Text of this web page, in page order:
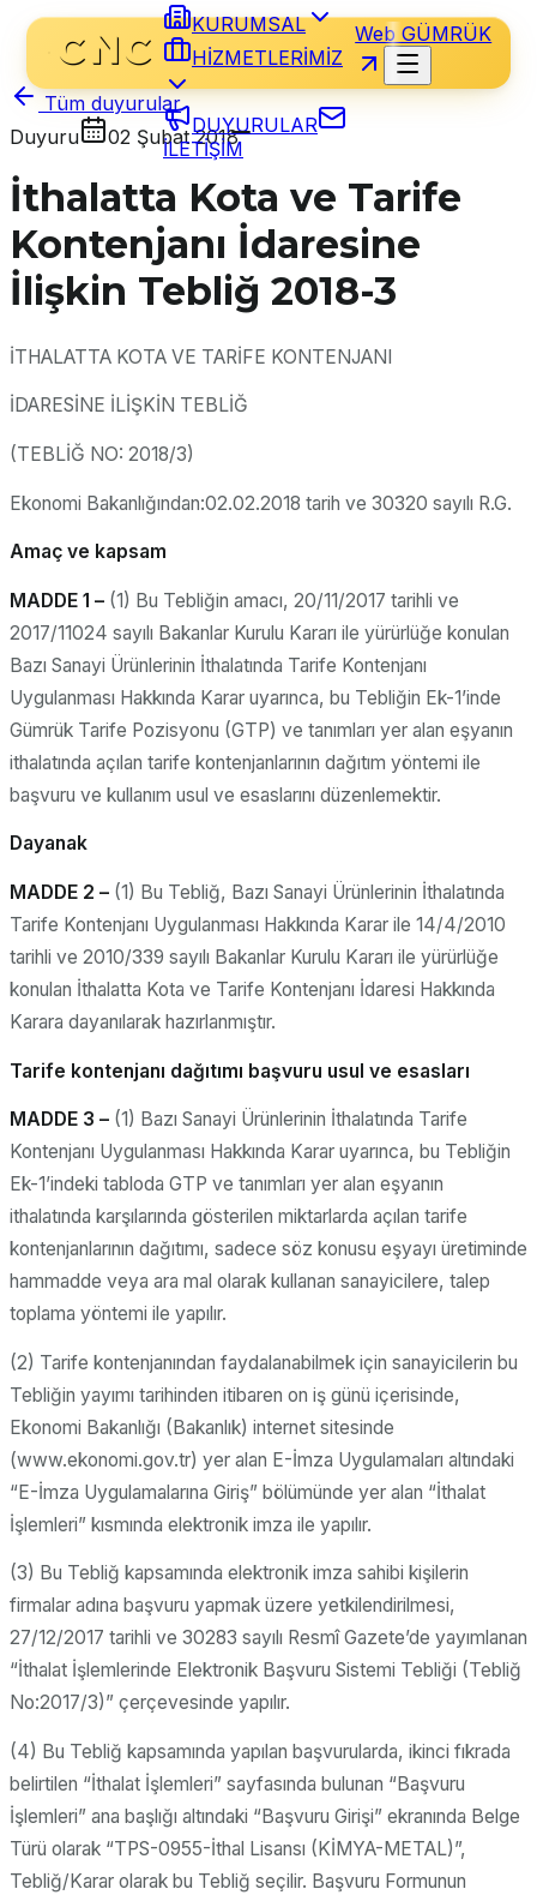
KURUMSAL
HİZMETLERİMİZ
DUYURULAR
İLETİŞİM
Web GÜMRÜK
Tüm duyurular
Duyuru
02 Şubat 2018
İthalatta Kota ve Tarife
Kontenjanı İdaresine
İlişkin Tebliğ 2018-3
İTHALATTA KOTA VE TARİFE KONTENJANI
İDARESİNE İLİŞKİN TEBLİĞ
(TEBLİĞ NO: 2018/3)
Ekonomi Bakanlığından:02.02.2018 tarih ve 30320 sayılı R.G.
Amaç ve kapsam
MADDE 1 – (1) Bu Tebliğin amacı, 20/11/2017 tarihli ve
2017/11024 sayılı Bakanlar Kurulu Kararı ile yürürlüğe konulan
Bazı Sanayi Ürünlerinin İthalatında Tarife Kontenjanı
Uygulanması Hakkında Karar uyarınca, bu Tebliğin Ek-1’inde
Gümrük Tarife Pozisyonu (GTP) ve tanımları yer alan eşyanın
ithalatında açılan tarife kontenjanlarının dağıtım yöntemi ile
başvuru ve kullanım usul ve esaslarını düzenlemektir.
Dayanak
MADDE 2 – (1) Bu Tebliğ, Bazı Sanayi Ürünlerinin İthalatında
Tarife Kontenjanı Uygulanması Hakkında Karar ile 14/4/2010
tarihli ve 2010/339 sayılı Bakanlar Kurulu Kararı ile yürürlüğe
konulan İthalatta Kota ve Tarife Kontenjanı İdaresi Hakkında
Karara dayanılarak hazırlanmıştır.
Tarife kontenjanı dağıtımı başvuru usul ve esasları
MADDE 3 – (1) Bazı Sanayi Ürünlerinin İthalatında Tarife
Kontenjanı Uygulanması Hakkında Karar uyarınca, bu Tebliğin
Ek-1’indeki tabloda GTP ve tanımları yer alan eşyanın
ithalatında karşılarında gösterilen miktarlarda açılan tarife
kontenjanlarının dağıtımı, sadece söz konusu eşyayı üretiminde
hammadde veya ara mal olarak kullanan sanayicilere, talep
toplama yöntemi ile yapılır.
(2) Tarife kontenjanından faydalanabilmek için sanayicilerin bu
Tebliğin yayımı tarihinden itibaren on iş günü içerisinde,
Ekonomi Bakanlığı (Bakanlık) internet sitesinde
(www.ekonomi.gov.tr) yer alan E-İmza Uygulamaları altındaki
“E-İmza Uygulamalarına Giriş” bölümünde yer alan “İthalat
İşlemleri” kısmında elektronik imza ile yapılır.
(3) Bu Tebliğ kapsamında elektronik imza sahibi kişilerin
firmalar adına başvuru yapmak üzere yetkilendirilmesi,
27/12/2017 tarihli ve 30283 sayılı Resmî Gazete’de yayımlanan
“İthalat İşlemlerinde Elektronik Başvuru Sistemi Tebliği (Tebliğ
No:2017/3)” çerçevesinde yapılır.
(4) Bu Tebliğ kapsamında yapılan başvurularda, ikinci fıkrada
belirtilen “İthalat İşlemleri” sayfasında bulunan “Başvuru
İşlemleri” ana başlığı altındaki “Başvuru Girişi” ekranında Belge
Türü olarak “TPS-0955-İthal Lisansı (KİMYA-METAL)”,
Tebliğ/Karar olarak bu Tebliğ seçilir. Başvuru Formunun